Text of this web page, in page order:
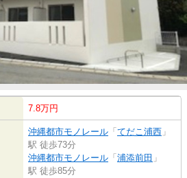
7.8万円
沖縄都市モノレール 「 てだこ浦西 」
駅 徒歩73分
沖縄都市モノレール 「 浦添前田 」
駅 徒歩85分